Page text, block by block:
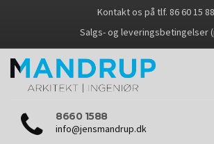
Kontakt os på tlf. 86 60 15 88
Salgs- og leveringsbetingelser
8660 1588
info@jensmandrup.dk